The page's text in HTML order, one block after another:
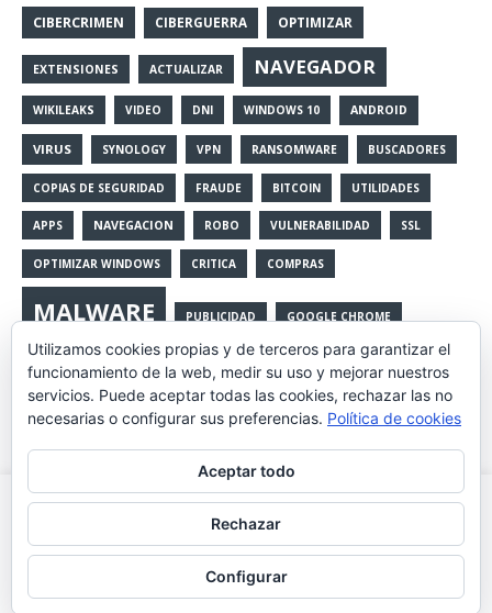
CIBERCRIMEN CIBERGUERRA OPTIMIZAR
EXTENSIONES ACTUALIZAR NAVEGADOR
WIKILEAKS VIDEO DNI WINDOWS 10 ANDROID
VIRUS SYNOLOGY VPN RANSOMWARE BUSCADORES
COPIAS DE SEGURIDAD FRAUDE BITCOIN UTILIDADES
APPS NAVEGACION ROBO VULNERABILIDAD SSL
OPTIMIZAR WINDOWS CRITICA COMPRAS
MALWARE PUBLICIDAD GOOGLE CHROME
WINDOWS ACTUALIZACIONES CURSOS 23F
OPERA CRITICO COPIAS HEARTBLEED
PROGRAMAS
Copyright © 2026 | Tema para WordPress deMH Themes
Utilizamos cookies propias y de terceros para mejorar la
experiencia de navegación, y ofrecer contenidos y publicidad
de interés. Al continuar con la navegación entendemos que se
acepta nuestra política de cookies.
Aceptar Leer más
Utilizamos cookies propias y de terceros para garantizar el
funcionamiento de la web, medir su uso y mejorar nuestros
servicios. Puede aceptar todas las cookies, rechazar las no
necesarias o configurar sus preferencias. Política de cookies
Aceptar todo
Rechazar
Configurar